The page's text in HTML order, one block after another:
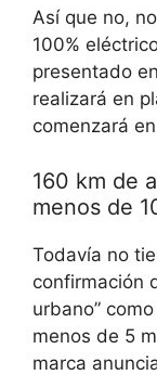
Así que no,
100%
presentado
realizará en
comenzará
160 km de
menos de
Todavía no
confirmación
urbano”
menos de 5
marca